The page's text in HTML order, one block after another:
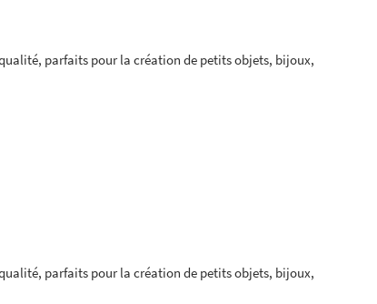
parfaits pour la création de petits objets, bijoux,
parfaits pour la création de petits objets, bijoux,